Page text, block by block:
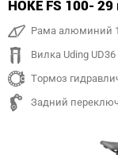
HOKE FS 100-
Рама алюминий
Задний